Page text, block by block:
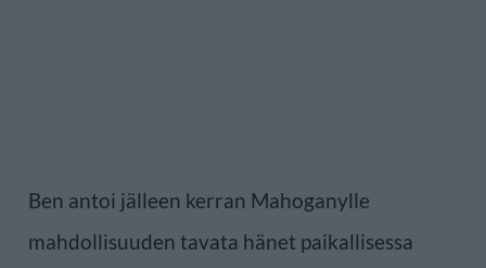
Ben antoi jälleen kerran Mahoganylle
mahdollisuuden tavata hänet paikallisessa